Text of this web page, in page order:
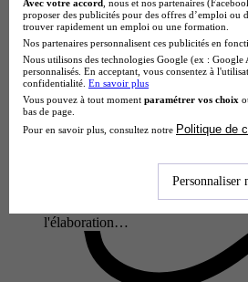
Lycée agricole l'Oisellerie
BTS - BTSA viticulture-œnologie
Le BTSA Viticulture-Œnologie
l'Oisellerie d'Angoulême forme en
l'élaboration…
Avec votre accord , nous et nos partenaires
proposer des publicités pour des offres d’emploi ou
trouver rapidement un emploi ou une formation.
Nos partenaires personnalisent ces publicités en
Nous utilisons des technologies Google (ex :
personnalisés. En acceptant, vous consentez à
confidentialité. En savoir plus
Vous pouvez à tout moment paramétrer vos choix
bas de page.
Pour en savoir plus, consultez notre Politique de
Personnaliser